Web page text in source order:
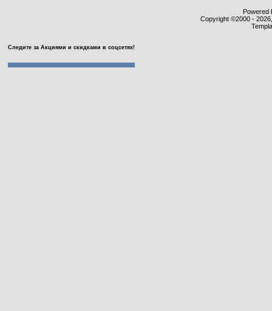
Powered
Copyright ©2000 -
Следите за Акциями и скидками в соцсетях!